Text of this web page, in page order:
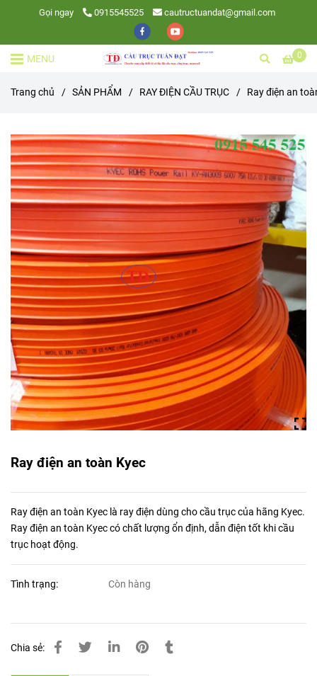
Gọi ngay 0915545525 cautructuandat@gmail.com
0
MENU
Trang chủ / SẢN PHẨM / RAY ĐIỆN CẦU TRỤC / Ray điện an
Ray điện an toàn Kyec
Ray điện an toàn Kyec là ray điện dùng cho cầu trục của hãng Kyec.
Ray điện an toàn Kyec có chất lượng ổn định, dẫn điện tốt khi cầu
trục hoạt động.
Tình trạng: Còn hàng
Chia sẻ: